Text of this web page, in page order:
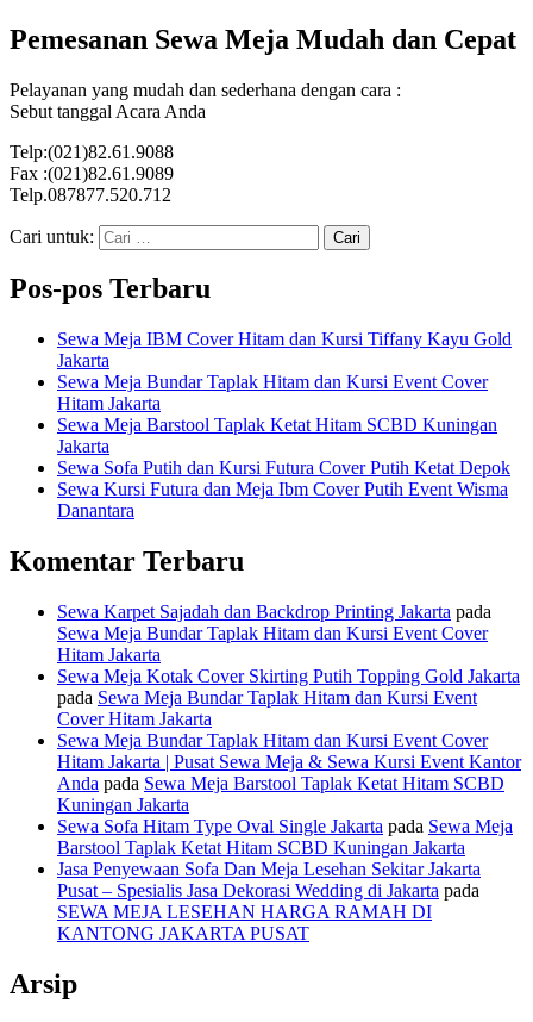
Pemesanan Sewa Meja Mudah dan Cepat
Pelayanan yang mudah dan sederhana dengan cara :
Sebut tanggal Acara Anda
Telp:(021)82.61.9088
Fax :(021)82.61.9089
Telp.087877.520.712
Cari untuk:
Pos-pos Terbaru
Sewa Meja IBM Cover Hitam dan Kursi Tiffany Kayu Gold
Jakarta
Sewa Meja Bundar Taplak Hitam dan Kursi Event Cover
Hitam Jakarta
Sewa Meja Barstool Taplak Ketat Hitam SCBD Kuningan
Jakarta
Sewa Sofa Putih dan Kursi Futura Cover Putih Ketat Depok
Sewa Kursi Futura dan Meja Ibm Cover Putih Event Wisma
Danantara
Komentar Terbaru
Sewa Karpet Sajadah dan Backdrop Printing Jakarta pada
Sewa Meja Bundar Taplak Hitam dan Kursi Event Cover
Hitam Jakarta
Sewa Meja Kotak Cover Skirting Putih Topping Gold Jakarta
pada Sewa Meja Bundar Taplak Hitam dan Kursi Event
Cover Hitam Jakarta
Sewa Meja Bundar Taplak Hitam dan Kursi Event Cover
Hitam Jakarta | Pusat Sewa Meja & Sewa Kursi Event Kantor
Anda pada Sewa Meja Barstool Taplak Ketat Hitam SCBD
Kuningan Jakarta
Sewa Sofa Hitam Type Oval Single Jakarta pada Sewa Meja
Barstool Taplak Ketat Hitam SCBD Kuningan Jakarta
Jasa Penyewaan Sofa Dan Meja Lesehan Sekitar Jakarta
Pusat – Spesialis Jasa Dekorasi Wedding di Jakarta pada
SEWA MEJA LESEHAN HARGA RAMAH DI
KANTONG JAKARTA PUSAT
Arsip